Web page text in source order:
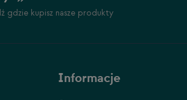
gdzie kupisz nasze produkty
Informacje